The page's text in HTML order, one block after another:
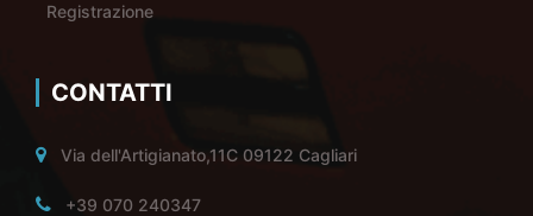
Registrazione
CONTATTI
Via dell'Artigianato,11C 09122 Cagliari
+39 070 240347